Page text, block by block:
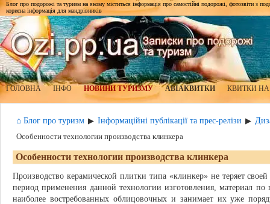
Блог про подорожі та туризм на якому міститься інформація про самостійні подорожі, фотозвіти з
корисна інформація для мандрівників
ГОЛОВНА ІНФО НОВИНИ ТУРИЗМУ АВІАКВИТКИ КВИТКИ
⌂ Блог про туризм ▶ Інформаційні публікації та прес-релізи ▶
Особенности технологии производства клинкера
Особенности технологии производства клинкера
Производство керамической плитки типа «клинкер» не теряет
период применения данной технологии изготовления, материал
наиболее востребованных облицовочных и занимает их уже